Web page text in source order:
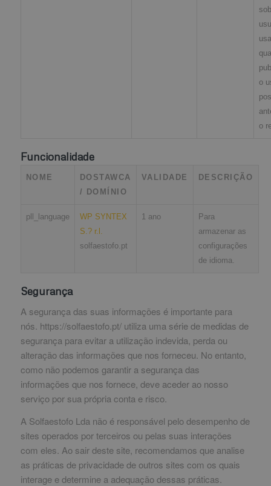
o
o
Funcionalidade
NOME
DOSTAWCA
/ DOMÍNIO
VALIDADE DESCRIÇÃO
pll_language
WP SYNTEX
S.? r.l.
solfaestofo.pt
1 ano
Para
armazenar as
configurações
de idioma.
Segurança
A segurança das suas informações é importante para
nós. https://solfaestofo.pt/ utiliza uma série de medidas de
segurança para evitar a utilização indevida, perda ou
alteração das informações que nos forneceu. No entanto,
como não podemos garantir a segurança das
informações que nos fornece, deve aceder ao nosso
serviço por sua própria conta e risco.
A Solfaestofo Lda não é responsável pelo desempenho de
sites operados por terceiros ou pelas suas interações
com eles. Ao sair deste site, recomendamos que analise
as práticas de privacidade de outros sites com os quais
interage e determine a adequação dessas práticas.